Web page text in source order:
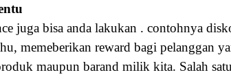
juga bisa anda lakukan . contohnya
memeberikan reward bagi pelanggan
maupun barand milik kita. Salah